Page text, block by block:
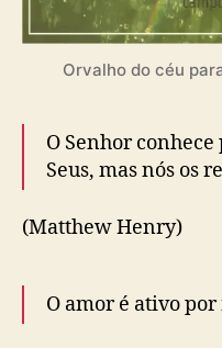
Orvalho do céu
O Senhor
Seus, mas nós os
(Matthew Henry)
O amor é ativo